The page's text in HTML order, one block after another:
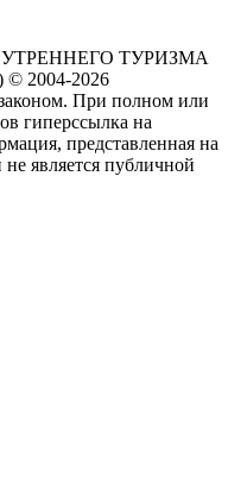
ТУРИЗМА
2004-2026
При полном или
гиперссылка на
представленная на
является публичной